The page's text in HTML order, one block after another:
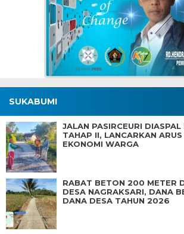
SUKABUMI
JALAN PASIRCEURI
TAHAP II, LANCARKAN
EKONOMI WARGA
RABAT BETON 200 METER
DESA NAGRAKSARI, DANA
DANA DESA TAHUN 2026